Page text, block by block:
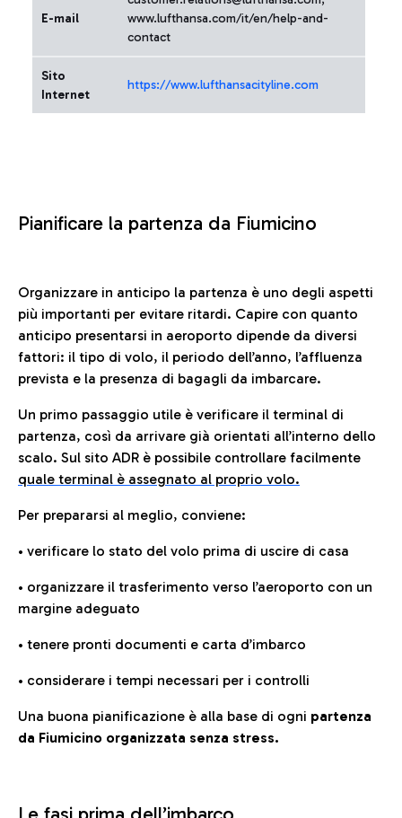
E-mail
www.lufthansa.com/it/en/help-and-
contact
Sito
Internet
https://www.lufthansacityline.com
Pianificare la partenza da Fiumicino
Organizzare in anticipo la partenza è uno degli aspetti
più importanti per evitare ritardi. Capire con quanto
anticipo presentarsi in aeroporto dipende da diversi
fattori: il tipo di volo, il periodo dell’anno, l’affluenza
prevista e la presenza di bagagli da imbarcare.
Un primo passaggio utile è verificare il terminal di
partenza, così da arrivare già orientati all’interno dello
scalo. Sul sito ADR è possibile controllare facilmente
quale terminal è assegnato al proprio volo.
Per prepararsi al meglio, conviene:
• verificare lo stato del volo prima di uscire di casa
• organizzare il trasferimento verso l’aeroporto con un
margine adeguato
• tenere pronti documenti e carta d’imbarco
• considerare i tempi necessari per i controlli
Una buona pianificazione è alla base di ogni partenza
da Fiumicino organizzata senza stress.